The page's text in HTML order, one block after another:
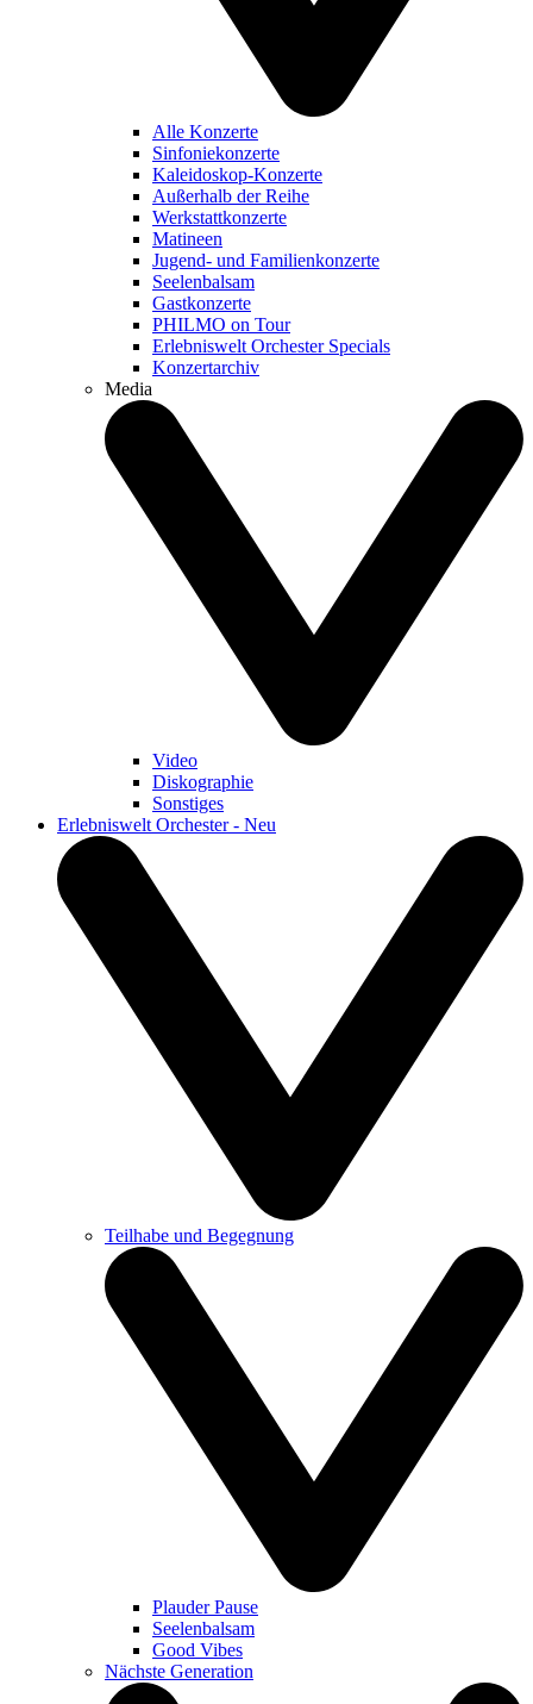
Alle Konzerte
Sinfoniekonzerte
Kaleidoskop-Konzerte
Außerhalb der Reihe
Werkstattkonzerte
Matineen
Jugend- und Familienkonzerte
Seelenbalsam
Gastkonzerte
PHILMO on Tour
Erlebniswelt Orchester Specials
Konzertarchiv
Media
Video
Diskographie
Sonstiges
Erlebniswelt Orchester - Neu
Teilhabe und Begegnung
Plauder Pause
Seelenbalsam
Good Vibes
Nächste Generation